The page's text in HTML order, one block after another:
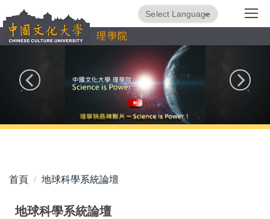
到
主
理學院
Translate
首頁 地球科學系統論壇
地球科學系統論壇